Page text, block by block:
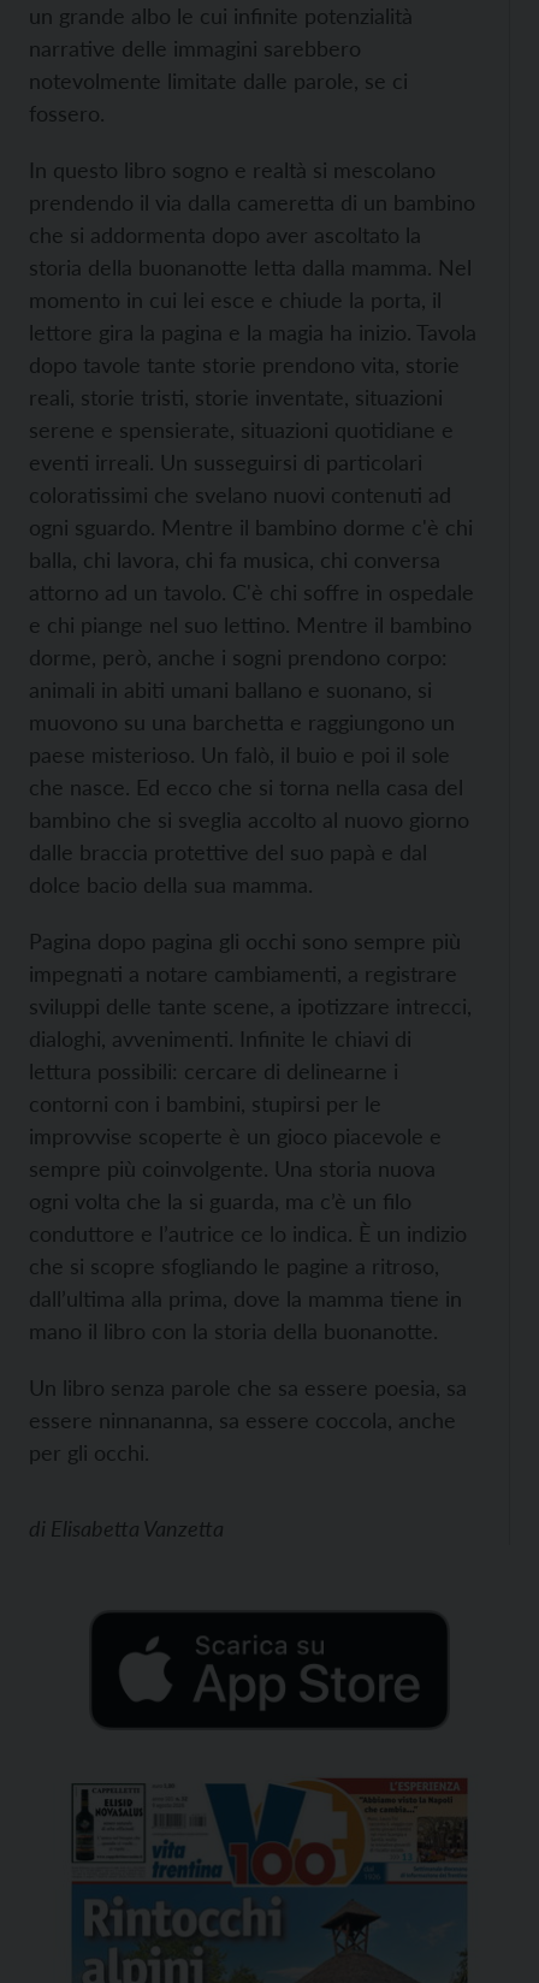
un grande albo le cui infinite potenzialità
narrative delle immagini sarebbero
notevolmente limitate dalle parole, se ci
fossero.
In questo libro sogno e realtà si mescolano
prendendo il via dalla cameretta di un bambino
che si addormenta dopo aver ascoltato la
storia della buonanotte letta dalla mamma. Nel
momento in cui lei esce e chiude la porta, il
lettore gira la pagina e la magia ha inizio. Tavola
dopo tavole tante storie prendono vita, storie
reali, storie tristi, storie inventate, situazioni
serene e spensierate, situazioni quotidiane e
eventi irreali. Un susseguirsi di particolari
coloratissimi che svelano nuovi contenuti ad
ogni sguardo. Mentre il bambino dorme c'è chi
balla, chi lavora, chi fa musica, chi conversa
attorno ad un tavolo. C'è chi soffre in ospedale
e chi piange nel suo lettino. Mentre il bambino
dorme, però, anche i sogni prendono corpo:
animali in abiti umani ballano e suonano, si
muovono su una barchetta e raggiungono un
paese misterioso. Un falò, il buio e poi il sole
che nasce. Ed ecco che si torna nella casa del
bambino che si sveglia accolto al nuovo giorno
dalle braccia protettive del suo papà e dal
dolce bacio della sua mamma.
Pagina dopo pagina gli occhi sono sempre più
impegnati a notare cambiamenti, a registrare
sviluppi delle tante scene, a ipotizzare intrecci,
dialoghi, avvenimenti. Infinite le chiavi di
lettura possibili: cercare di delinearne i
contorni con i bambini, stupirsi per le
improvvise scoperte è un gioco piacevole e
sempre più coinvolgente. Una storia nuova
ogni volta che la si guarda, ma c’è un filo
conduttore e l’autrice ce lo indica. È un indizio
che si scopre sfogliando le pagine a ritroso,
dall’ultima alla prima, dove la mamma tiene in
mano il libro con la storia della buonanotte.
Un libro senza parole che sa essere poesia, sa
essere ninnananna, sa essere coccola, anche
per gli occhi.
di Elisabetta Vanzetta